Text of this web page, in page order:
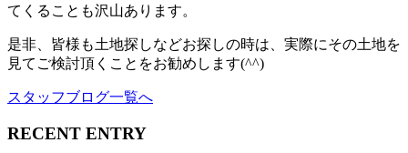
てくることも沢山あります。
是非、皆様も土地探しなどお探しの時は、実際にその土地を
見てご検討頂くことをお勧めします(^^)
スタッフブログ一覧へ
RECENT ENTRY